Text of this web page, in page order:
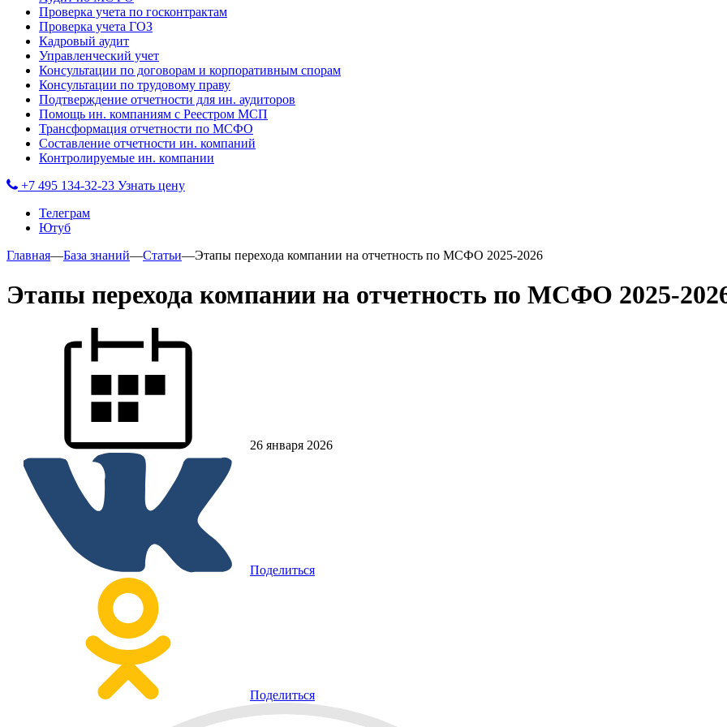
Проверка учета по госконтрактам
Проверка учета ГОЗ
Кадровый аудит
Управленческий учет
Консультации по договорам и корпоративным спорам
Консультации по трудовому праву
Подтверждение отчетности для ин. аудиторов
Помощь ин. компаниям с Реестром МСП
Трансформация отчетности по МСФО
Составление отчетности ин. компаний
Контролируемые ин. компании
+7 495 134-32-23 Узнать цену
Телеграм
Ютуб
Главная—База знаний—Статьи—Этапы перехода компании на отчетность по МСФО 2025-2026
Этапы перехода компании на отчетность по МСФО 2025-
26 января 2026
Поделиться
Поделиться